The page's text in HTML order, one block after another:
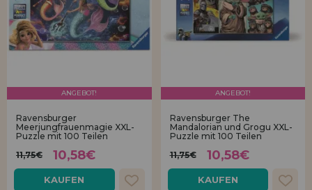
ANGEBOT!
Ravensburger
Meerjungfrauenmagie XXL-
Puzzle mit 100 Teilen
11,75€
10,58€
KAUFEN
ANGEBOT!
Ravensburger The
Mandalorian und Grogu XXL-
Puzzle mit 100 Teilen
11,75€
10,58€
KAUFEN